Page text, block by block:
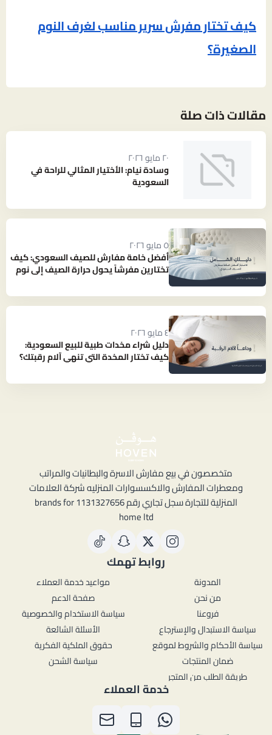
كيف تختار مفرش سرير مناسب لغرف النوم
الصغيرة؟
مقالات ذات صلة
٢٠ مايو ٢٠٢٦
وسادة نيام: الأختيار المثالي للراحة في
السعودية
٥ مايو ٢٠٢٦
أفضل خامة مفارش للصيف السعودي: كيف
تختارين مفرشاً يحول حرارة الصيف إلى نوم
٤ مايو ٢٠٢٦
دليل شراء مخدات طبية للبيع السعودية:
كيف تختار المخدة التي تنهي آلام رقبتك؟
متخصصون في بيع مفارش الاسرة والبطانيات والمراتب
ومعطرات المفارش والاكسسوارات المنزليه شركة العلامات
المنزلية للتجارة سجل تجاري رقم 1131327656 brands for
home ltd
روابط تهمك
المدونة
من نحن
فروعنا
سياسة الاستبدال والإسترجاع
سياسة الأحكام والشروط لموقع
ضمان المنتجات
طريقة الطلب من المتجر
مواعيد خدمة العملاء
صفحة الدعم
سياسة الاستخدام والخصوصية
الأسئلة الشائعة
حقوق الملكية الفكرية
سياسة الشحن
خدمة العملاء